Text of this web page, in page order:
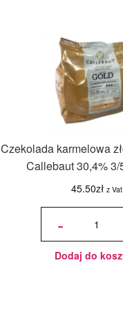
Czekolada karmelowa
Callebaut 30,4% 3/
45.50zł z Vat
-
ilość
złota Gold
Barry
30,4% 3/5
- 0,4 kg
Dodaj do